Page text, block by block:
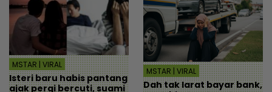
MSTAR | VIRAL
Isteri baru habis pantang
ajak pergi bercuti, suami
MSTAR | VIRAL
Dah tak larat bayar bank,